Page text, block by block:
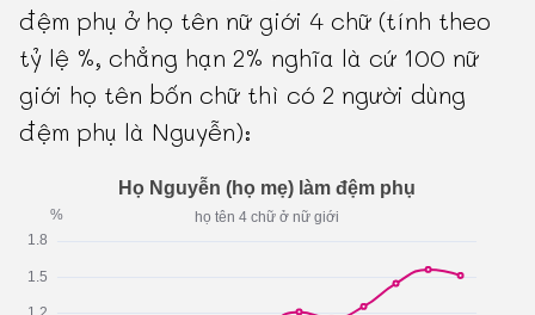
đệm phụ ở họ tên nữ giới 4 chữ (tính theo
tỷ lệ %, chẳng hạn 2% nghĩa là cứ 100 nữ
giới họ tên bốn chữ thì có 2 người dùng
đệm phụ là Nguyễn):